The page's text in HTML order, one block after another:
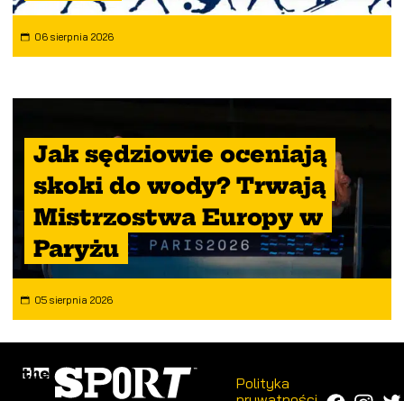
06 sierpnia 2026
Jak sędziowie oceniają
skoki do wody? Trwają
Mistrzostwa Europy w
Paryżu
05 sierpnia 2026
Polityka